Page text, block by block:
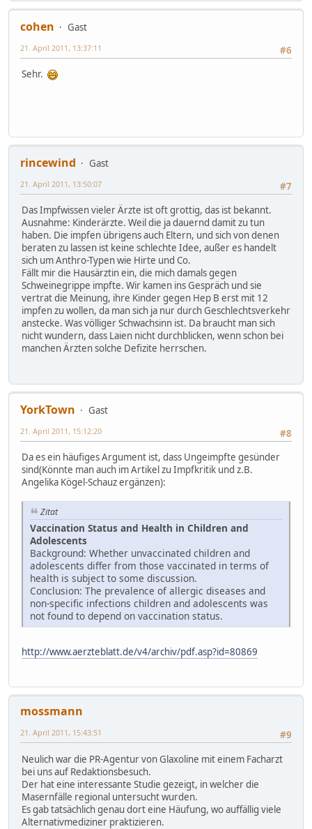
cohen
Gast
#6
21. April 2011, 13:37:11
Sehr.
rincewind
Gast
#7
21. April 2011, 13:50:07
Das Impfwissen vieler Ärzte ist oft grottig, das ist bekannt.
Ausnahme: Kinderärzte. Weil die ja dauernd damit zu tun
haben. Die impfen übrigens auch Eltern, und sich von denen
beraten zu lassen ist keine schlechte Idee, außer es handelt
sich um Anthro-Typen wie Hirte und Co.
Fällt mir die Hausärztin ein, die mich damals gegen
Schweinegrippe impfte. Wir kamen ins Gespräch und sie
vertrat die Meinung, ihre Kinder gegen Hep B erst mit 12
impfen zu wollen, da man sich ja nur durch Geschlechtsverkehr
anstecke. Was völliger Schwachsinn ist. Da braucht man sich
nicht wundern, dass Laien nicht durchblicken, wenn schon bei
manchen Ärzten solche Defizite herrschen.
YorkTown
Gast
#8
21. April 2011, 15:12:20
Da es ein häufiges Argument ist, dass Ungeimpfte gesünder
sind(Könnte man auch im Artikel zu Impfkritik und z.B.
Angelika Kögel-Schauz ergänzen):
Zitat
Vaccination Status and Health in Children and
Adolescents
Background: Whether unvaccinated children and
adolescents differ from those vaccinated in terms of
health is subject to some discussion.
Conclusion: The prevalence of allergic diseases and
non-specific infections children and adolescents was
not found to depend on vaccination status.
http://www.aerzteblatt.de/v4/archiv/pdf.asp?id=80869
mossmann
#9
21. April 2011, 15:43:51
Neulich war die PR-Agentur von Glaxoline mit einem Facharzt
bei uns auf Redaktionsbesuch.
Der hat eine interessante Studie gezeigt, in welcher die
Masernfälle regional untersucht wurden.
Es gab tatsächlich genau dort eine Häufung, wo auffällig viele
Alternativmediziner praktizieren.